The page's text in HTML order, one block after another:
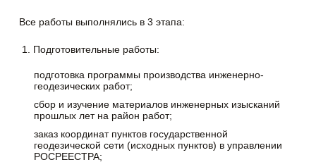
Все работы выполнялись в 3 этапа:
Подготовительные работы:
подготовка программы производства инженерно-
геодезических работ;
сбор и изучение материалов инженерных изысканий
прошлых лет на район работ;
заказ координат пунктов государственной
геодезической сети (исходных пунктов) в управлении
РОСРЕЕСТРА;